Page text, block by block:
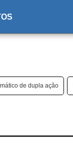
de dupla ação